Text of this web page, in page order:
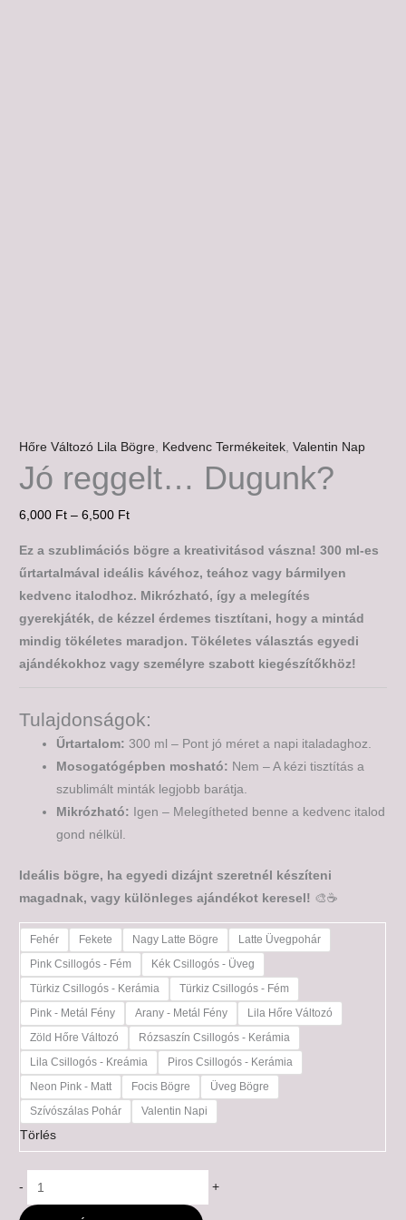
Hőre Változó Lila Bögre Kedvenc Termékeitek ,Valentin Nap
Jó reggelt… Dugunk?
6,000 Ft – 6,500 Ft
Ez a szublimációs bögre a kreativitásod vászna! 300 ml-es
űrtartalmával ideális kávéhoz, teához vagy bármilyen
kedvenc italodhoz. Mikrózható, így a melegítés
gyerekjáték, de kézzel érdemes tisztítani, hogy a mintád
mindig tökéletes maradjon. Tökéletes választás egyedi
ajándékokhoz vagy személyre szabott kiegészítőkhöz!
Tulajdonságok:
Űrtartalom: 300 ml – Pont jó méret a napi italadaghoz.
Mosogatógépben mosható: Nem – A kézi tisztítás a
szublimált minták legjobb barátja.
Mikrózható: Igen – Melegítheted benne a kedvenc italod
gond nélkül.
Ideális bögre, ha egyedi dizájnt szeretnél készíteni
magadnak, vagy különleges ajándékot keresel! 🎨☕
Fehér Fekete Nagy Latte Bögre
Latte Üvegpohár
Pink Csillogós - Fém
Kék Csillogós - Üveg
Türkiz Csillogós - Kerámia
Türkiz Csillogós - Fém
Pink - Metál Fény
Arany - Metál Fény
Lila Hőre Változó
Zöld Hőre Változó
Rózsaszín Csillogós - Kerámia
Lila Csillogós - Kreámia
Piros Csillogós - Kerámia
Neon Pink - Matt
Focis Bögre
Üveg Bögre
Szívószálas Pohár
Valentin Napi
Törlés
- +